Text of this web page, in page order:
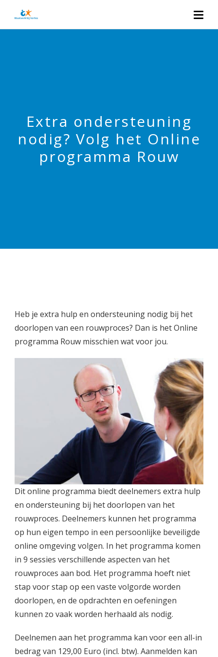
Extra ondersteuning
nodig? Volg het Online
programma Rouw
Heb je extra hulp en ondersteuning nodig bij het
doorlopen van een rouwproces? Dan is het Online
programma Rouw misschien wat voor jou.
Dit online programma biedt deelnemers extra hulp
en ondersteuning bij het doorlopen van het
rouwproces. Deelnemers kunnen het programma
op hun eigen tempo in een persoonlijke beveiligde
online omgeving volgen. In het programma komen
in 9 sessies verschillende aspecten van het
rouwproces aan bod. Het programma hoeft niet
stap voor stap op een vaste volgorde worden
doorlopen, en de opdrachten en oefeningen
kunnen zo vaak worden herhaald als nodig.
Deelnemen aan het programma kan voor een all-in
bedrag van 129,00 Euro (incl. btw). Aanmelden kan